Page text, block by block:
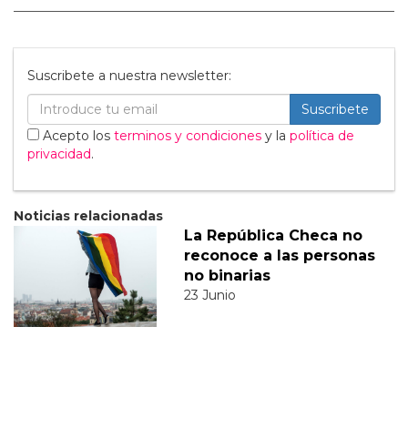
Suscribete a nuestra newsletter:
Suscribete
Acepto los terminos y condiciones y la política de
privacidad.
Noticias relacionadas
La República Checa no
reconoce a las personas
no binarias
23 Junio